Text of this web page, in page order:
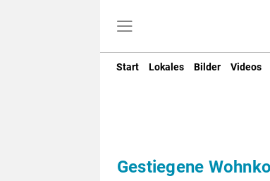
Start Lokales Bilder Videos
Gestiegene